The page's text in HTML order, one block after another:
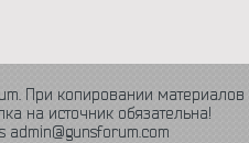
При копировании материалов
на источник обязательна!
admin@gunsforum.com